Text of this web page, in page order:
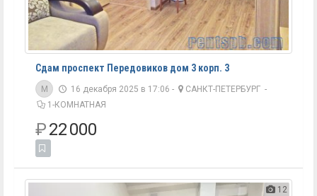
Сдам проспект Передовиков дом 3 корп. 3
M 16 декабря 2025 в 17:06 - САНКТ-ПЕТЕРБУРГ -
1-КОМНАТНАЯ
₽22 000
12